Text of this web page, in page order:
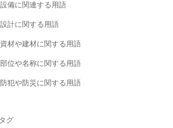
設備に関連する用語
設計に関する用語
資材や建材に関する用語
部位や名称に関する用語
防犯や防災に関する用語
タグ